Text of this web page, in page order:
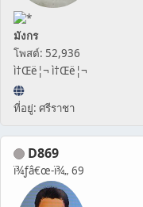
มังกร
โพสต์: 52,936
ì†Œë¦¬ ì†Œë¦¬
ที่อยู่: ศรีราชา
D869
ï¾ƒâ€œ-ï¾„ 69